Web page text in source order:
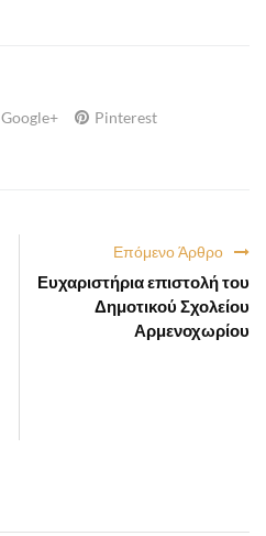
Google+
Pinterest
Επόμενο Άρθρο
Ευχαριστήρια επιστολή του
Δημοτικού Σχολείου
Αρμενοχωρίου